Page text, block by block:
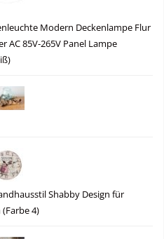
Modern Deckenlampe Flur
AC 85V-265V Panel Lampe
Shabby Design für
4)